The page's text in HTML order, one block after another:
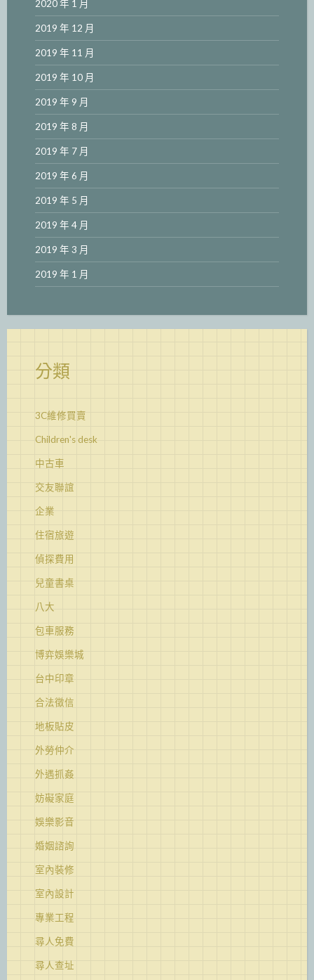
2020 年 1 月
2019 年 12 月
2019 年 11 月
2019 年 10 月
2019 年 9 月
2019 年 8 月
2019 年 7 月
2019 年 6 月
2019 年 5 月
2019 年 4 月
2019 年 3 月
2019 年 1 月
分類
3C維修買賣
Children's desk
中古車
交友聯誼
企業
住宿旅遊
偵探費用
兒童書桌
八大
包車服務
博弈娛樂城
台中印章
合法徵信
地板貼皮
外勞仲介
外遇抓姦
妨礙家庭
娛樂影音
婚姻諮詢
室內裝修
室內設計
專業工程
尋人免費
尋人查址